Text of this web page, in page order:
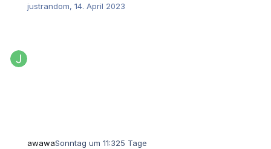
justrandom, 14. April 2023
awawaSonntag um 11:325 Tage